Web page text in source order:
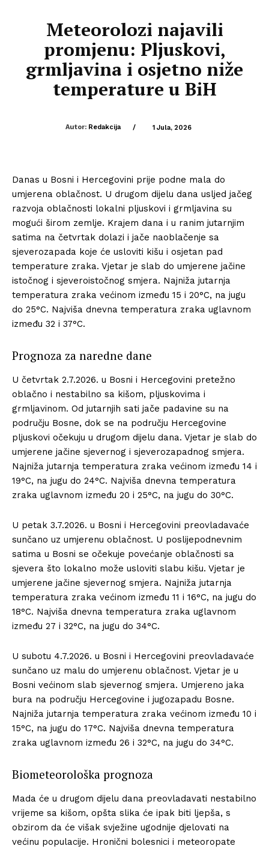
Meteorolozi najavili
promjenu: Pljuskovi,
grmljavina i osjetno niže
temperature u BiH
Autor: Redakcija / 1 Jula, 2026
Danas u Bosni i Hercegovini prije podne mala do
umjerena oblačnost. U drugom dijelu dana usljed jačeg
razvoja oblačnosti lokalni pljuskovi i grmljavina su
mogući širom zemlje. Krajem dana i u ranim jutarnjim
satima na četvrtak dolazi i jače naoblačenje sa
sjeverozapada koje će usloviti kišu i osjetan pad
temperature zraka. Vjetar je slab do umjerene jačine
istočnog i sjeveroistočnog smjera. Najniža jutarnja
temperatura zraka većinom između 15 i 20°C, na jugu
do 25°C. Najviša dnevna temperatura zraka uglavnom
između 32 i 37°C.
Prognoza za naredne dane
U četvrtak 2.7.2026. u Bosni i Hercegovini pretežno
oblačno i nestabilno sa kišom, pljuskovima i
grmljavinom. Od jutarnjih sati jače padavine su na
području Bosne, dok se na području Hercegovine
pljuskovi očekuju u drugom dijelu dana. Vjetar je slab do
umjerene jačine sjevernog i sjeverozapadnog smjera.
Najniža jutarnja temperatura zraka većinom između 14 i
19°C, na jugu do 24°C. Najviša dnevna temperatura
zraka uglavnom između 20 i 25°C, na jugu do 30°C.
U petak 3.7.2026. u Bosni i Hercegovini preovladavaće
sunčano uz umjerenu oblačnost. U poslijepodnevnim
satima u Bosni se očekuje povećanje oblačnosti sa
sjevera što lokalno može usloviti slabu kišu. Vjetar je
umjerene jačine sjevernog smjera. Najniža jutarnja
temperatura zraka većinom između 11 i 16°C, na jugu do
18°C. Najviša dnevna temperatura zraka uglavnom
između 27 i 32°C, na jugu do 34°C.
U subotu 4.7.2026. u Bosni i Hercegovini preovladavaće
sunčano uz malu do umjerenu oblačnost. Vjetar je u
Bosni većinom slab sjevernog smjera. Umjereno jaka
bura na području Hercegovine i jugozapadu Bosne.
Najniža jutarnja temperatura zraka većinom između 10 i
15°C, na jugu do 17°C. Najviša dnevna temperatura
zraka uglavnom između 26 i 32°C, na jugu do 34°C.
Biometeorološka prognoza
Mada će u drugom dijelu dana preovladavati nestabilno
vrijeme sa kišom, opšta slika će ipak biti ljepša, s
obzirom da će višak svježine ugodnije djelovati na
većinu populacije. Hronični bolesnici i meteoropate